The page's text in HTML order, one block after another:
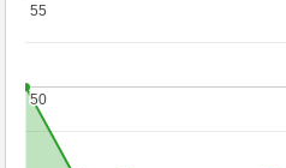
50
50
55
55